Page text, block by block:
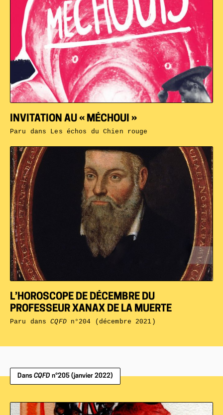
L’HOROSCOPE DE DÉCEMBRE DU
PROFESSEUR XANAX DE LA MUERTE
Paru dansCQFDn°204 (décembre 2021)
INVITATION AU « MÉCHOUI »
Paru dans Les échos du Chien rouge
Dans CQFD n°205 (janvier 2022)